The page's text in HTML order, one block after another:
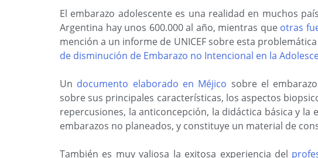
El embarazo adolescente es una realidad en muchos
Argentina hay unos 600.000 al año, mientras que otras
mención a un informe de UNICEF sobre esta problemática
de disminución de Embarazo no Intencional en la
Un documento elaborado en Méjico sobre el
sobre sus principales características, los aspectos
repercusiones, la anticoncepción, la didáctica básica y
embarazos no planeados, y constituye un material de
También es muy valiosa la exitosa experiencia del